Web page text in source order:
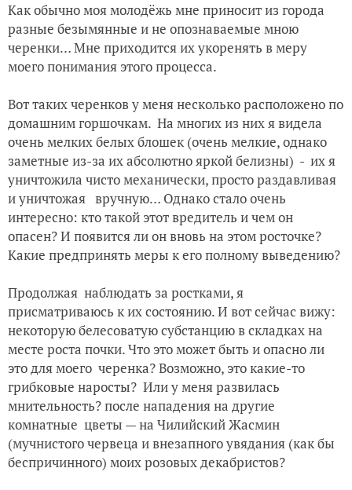
Как обычно моя молодёжь мне приносит из города
разные безымянные и не опознаваемые мною
черенки… Мне приходится их укоренять в меру
моего понимания этого процесса.
Вот таких черенков у меня несколько расположено по
домашним горшочкам. На многих из них я видела
очень мелких белых блошек (очень мелкие, однако
заметные из-за их абсолютно яркой белизны) - их я
уничтожила чисто механически, просто раздавливая
и уничтожая вручную… Однако стало очень
интересно: кто такой этот вредитель и чем он
опасен? И появится ли он вновь на этом росточке?
Какие предпринять меры к его полному выведению?
Продолжая наблюдать за ростками, я
присматриваюсь к их состоянию. И вот сейчас вижу:
некоторую белесоватую субстанцию в складках на
месте роста почки. Что это может быть и опасно ли
это для моего черенка? Возможно, это какие-то
грибковые наросты? Или у меня развилась
мнительность? после нападения на другие
комнатные цветы — на Чилийский Жасмин
(мучнистого червеца и внезапного увядания (как бы
беспричинного) моих розовых декабристов?